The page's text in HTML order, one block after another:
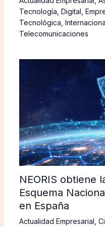
Tecnología Digital
Tecnológica
Telecomunicaciones
NEORIS obtiene
Esquema
en España
Actualidad Empresarial